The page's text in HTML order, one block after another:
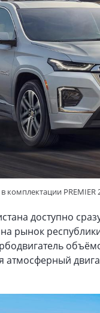
комплектации PREMIER
доступно
рынок
атмосферный